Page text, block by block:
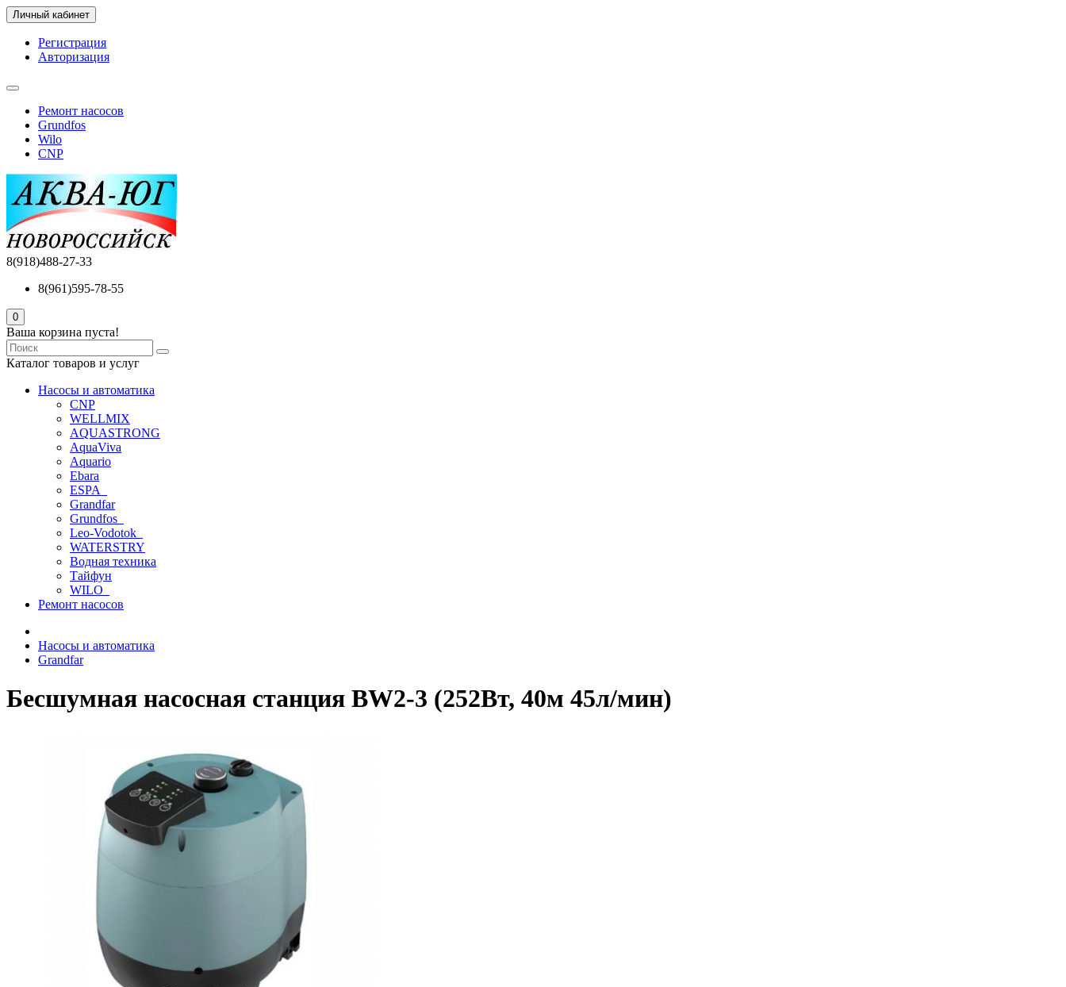
Личный кабинет
Регистрация
Авторизация
Ремонт насосов
Grundfos
Wilo
CNP
8(918)488-27-33
8(961)595-78-55
0
Ваша корзина пуста!
Каталог товаров и услуг
Насосы и автоматика
CNP
WELLMIX
AQUASTRONG
AquaViva
Aquario
Ebara
ESPA_
Grandfar
Grundfos_
Leo-Vodotok_
WATERSTRY
Водная техника
Тайфун
WILO_
Ремонт насосов
Насосы и автоматика
Grandfar
Бесшумная насосная станция BW2-3 (252Вт, 40м 45л/мин)